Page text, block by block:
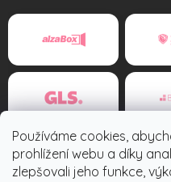
Používáme cookies,
prohlížení webu a díky
zlepšovali jeho funkce,
Způsoby platby